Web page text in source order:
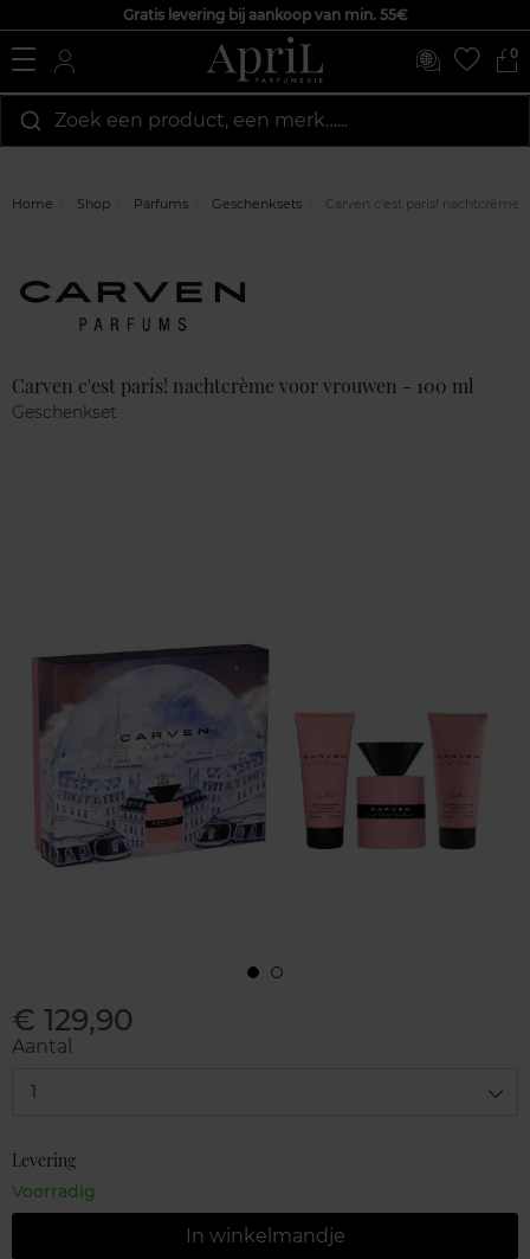
Gratis levering bij aankoop van min. 55€
0
Zoek een product, een merk…...
Home Shop Parfums Geschenksets Carven c'est paris! nachtcrème
Carven c'est paris! nachtcrème voor vrouwen - 100 ml
Geschenkset
€ 129,90
Aantal
1
Levering
Voorradig
In winkelmandje